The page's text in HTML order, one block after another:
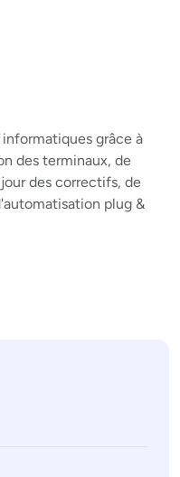
grâce à
des terminaux, de
des correctifs, de
plug &